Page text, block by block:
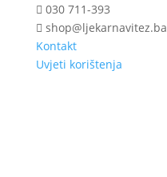
030 711-393
shop@ljekarnavitez.ba
Kontakt
Uvjeti korištenja